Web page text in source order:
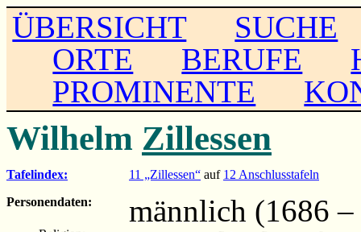
ÜBERSICHT
SUCHE
ORTE
BERUFE
PROMINENTE
Wilhelm Zillessen
Tafelindex: 11 „Zillessen“ auf 12 Anschlusstafeln
Personendaten:
männlich (1686